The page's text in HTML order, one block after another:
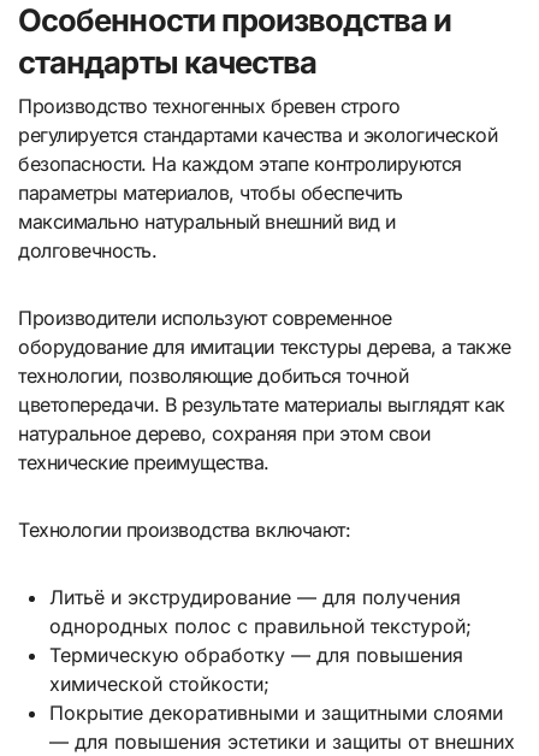
Особенности производства и
стандарты качества
Производство техногенных бревен строго
регулируется стандартами качества и экологической
безопасности. На каждом этапе контролируются
параметры материалов, чтобы обеспечить
максимально натуральный внешний вид и
долговечность.
Производители используют современное
оборудование для имитации текстуры дерева, а также
технологии, позволяющие добиться точной
цветопередачи. В результате материалы выглядят как
натуральное дерево, сохраняя при этом свои
технические преимущества.
Технологии производства включают:
Литьё и экструдирование — для получения
однородных полос с правильной текстурой;
Термическую обработку — для повышения
химической стойкости;
Покрытие декоративными и защитными слоями
— для повышения эстетики и защиты от внешних